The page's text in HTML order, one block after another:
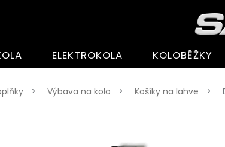
ELEKTROKOLA KOLOBĚŽKY
Výbava na kolo Košíky na lahve